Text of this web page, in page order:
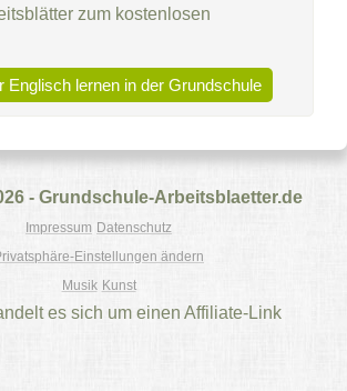
zum kostenlosen
Englisch lernen in der Grundschule
- Grundschule-Arbeitsblaetter.de
Impressum Datenschutz
Einstellungen ändern
Musik Kunst
es sich um einen Affiliate-Link